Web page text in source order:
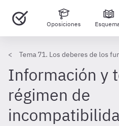
Oposiciones
Tema 71. Los deberes de los
Información y
régimen de